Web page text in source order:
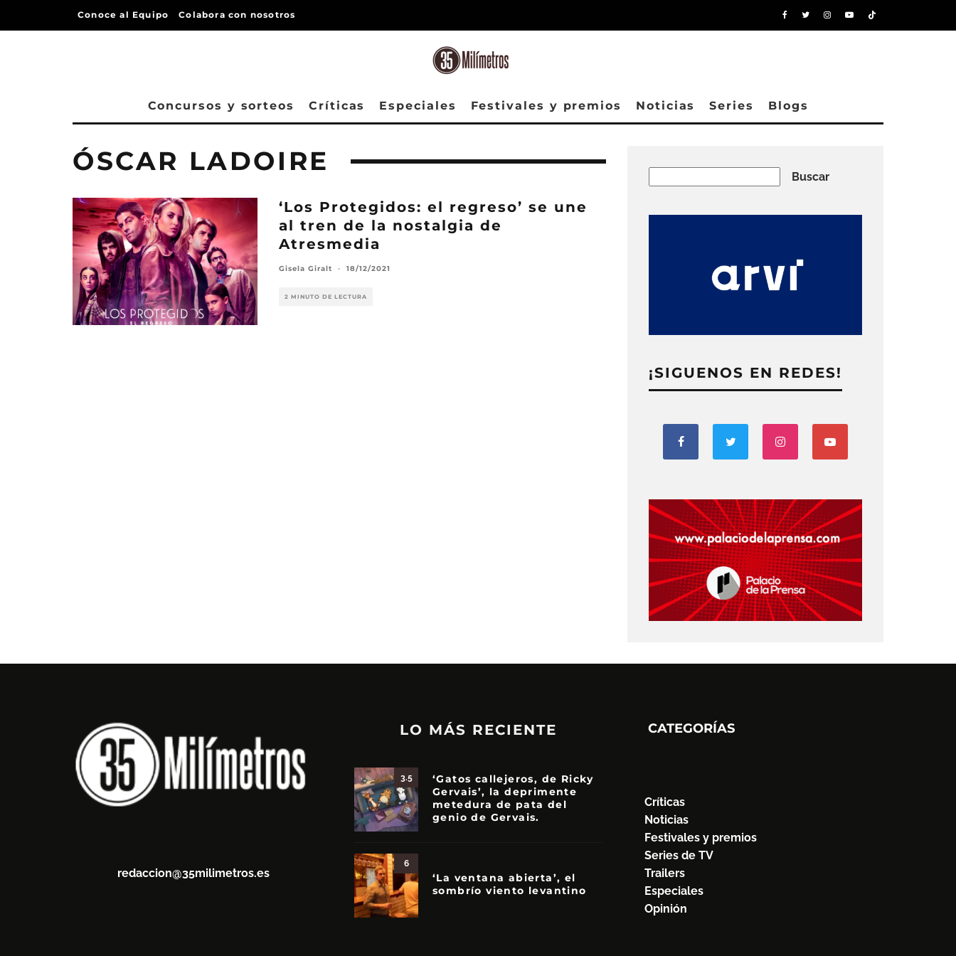
Conoce al Equipo Colabora con nosotros
Concursos y sorteos Críticas Especiales Festivales y premios Noticias Series Blogs
ÓSCAR LADOIRE
‘Los Protegidos: el regreso’ se une
al tren de la nostalgia de
Atresmedia
Gisela Giralt · 18/12/2021
2 MINUTO DE LECTURA
Buscar
¡SIGUENOS EN REDES!
redaccion@35milimetros.es
LO MÁS RECIENTE
3.5
‘Gatos callejeros, de Ricky
Gervais’, la deprimente
metedura de pata del
genio de Gervais.
6
‘La ventana abierta’, el
sombrío viento levantino
CATEGORÍAS
Críticas
Noticias
Festivales y premios
Series de TV
Trailers
Especiales
Opinión